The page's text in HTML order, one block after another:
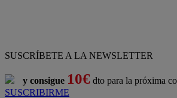
SUSCRÍBETE A LA NEWSLETTER
y consigue 10€ dto para la próxima
SUSCRIBIRME